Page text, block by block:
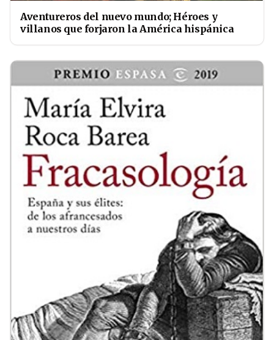
Aventureros del nuevo mundo; Héroes y
villanos que forjaron la América hispánica